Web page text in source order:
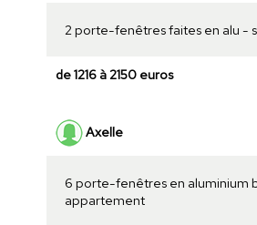
2 porte-fenêtres faites en alu -
de 1216 à 2150 euros
Axelle
6 porte-fenêtres en aluminium
appartement